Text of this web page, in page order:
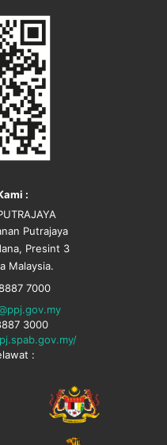
:
Putrajaya
Presint 3
Malaysia.
7000
3000
: